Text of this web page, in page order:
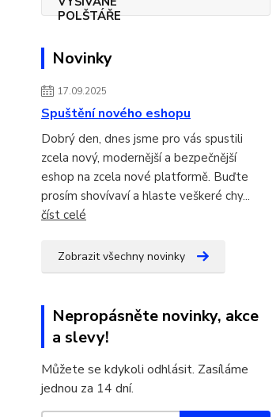
Novinky
17.09.2025
Spuštění nového eshopu
Dobrý den, dnes jsme pro vás spustili
zcela nový, modernější a bezpečnější
eshop na zcela nové platformě. Buďte
prosím shovívaví a hlaste veškeré chy...
číst celé
Zobrazit všechny novinky
Nepropásněte novinky, akce
a slevy!
Můžete se kdykoli odhlásit. Zasíláme
jednou za 14 dní.